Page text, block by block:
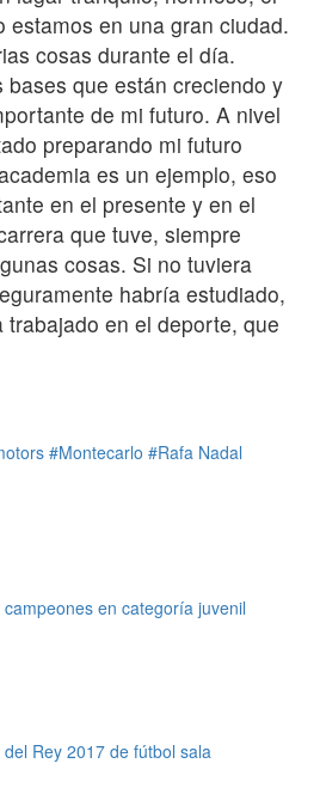
estamos en una gran ciudad.
cosas durante el día.
bases que están creciendo y
de mi futuro. A nivel
preparando mi futuro
es un ejemplo, eso
en el presente y en el
que tuve, siempre
cosas. Si no tuviera
habría estudiado,
trabajado en el deporte, que
#Montecarlo #Rafa Nadal
en categoría juvenil
Rey 2017 de fútbol sala